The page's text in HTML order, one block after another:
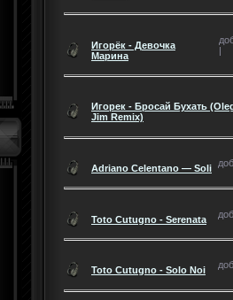
Игорёк - Девочка
Марина
|
Игорек - Бросай Бухать
Jim Remix)
Adriano Celentano — Soli
Toto Cutugno - Serenata
Toto Cutugno - Solo Noi